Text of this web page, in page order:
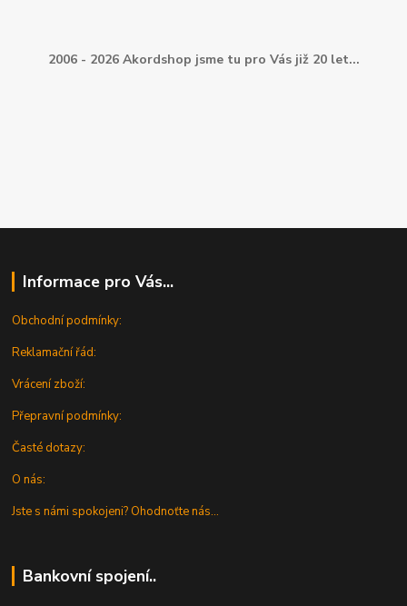
2006 - 2026 Akordshop jsme tu pro Vás již 20 let...
Informace pro Vás...
Obchodní podmínky:
Reklamační řád:
Vrácení zboží:
Přepravní podmínky:
Časté dotazy:
O nás:
Jste s námi spokojeni? Ohodnoťte nás...
Bankovní spojení..